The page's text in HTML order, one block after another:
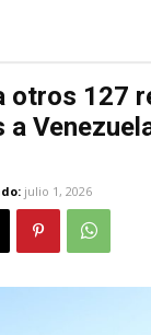
otros 127
a
julio 1, 2026